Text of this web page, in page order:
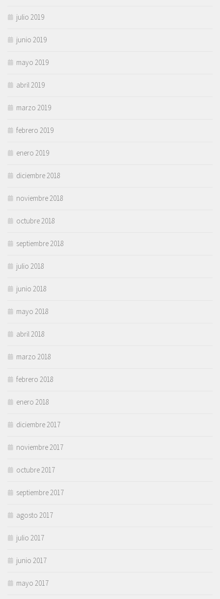
julio 2019
junio 2019
mayo 2019
abril 2019
marzo 2019
febrero 2019
enero 2019
diciembre 2018
noviembre 2018
octubre 2018
septiembre 2018
julio 2018
junio 2018
mayo 2018
abril 2018
marzo 2018
febrero 2018
enero 2018
diciembre 2017
noviembre 2017
octubre 2017
septiembre 2017
agosto 2017
julio 2017
junio 2017
mayo 2017